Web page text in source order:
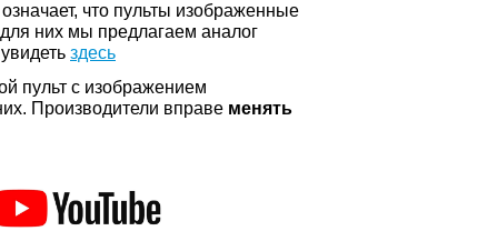
что пульты изображенные
них мы предлагаем аналог
здесь
пульт с изображением
Производители вправе менять